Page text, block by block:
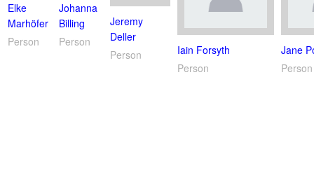
Elke
Marhöfer
Person
Johanna
Billing
Person
Jeremy
Deller
Person
Iain Forsyth
Person
Jane
Person